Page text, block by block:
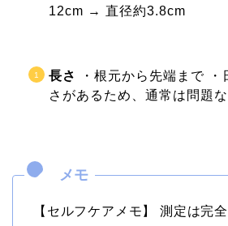
12cm → 直径約3.8cm
長さ
・根元から先端まで
さがあるため、通常は問題
【セルフケアメモ】 測定は完